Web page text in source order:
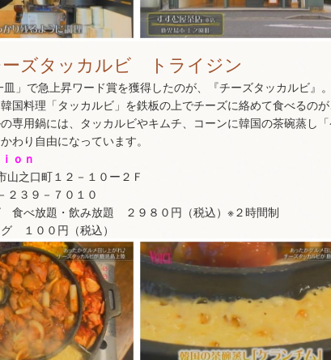
ズタッカルビ トライジン
」で急上昇ワード賞を獲得したのが、『チーズタッカルビ』
国料理「タッカルビ」を鉄板の上でチーズに絡めて食べるの
専用鍋には、タッカルビやキムチ、コーンに韓国の茶碗蒸し
わり自由になっています。
ｏｎ
之口町１２－１０ー２Ｆ
３９－７０１０
食べ放題・飲み放題 ２９８０円（税込）※２時間制
１００円（税込）